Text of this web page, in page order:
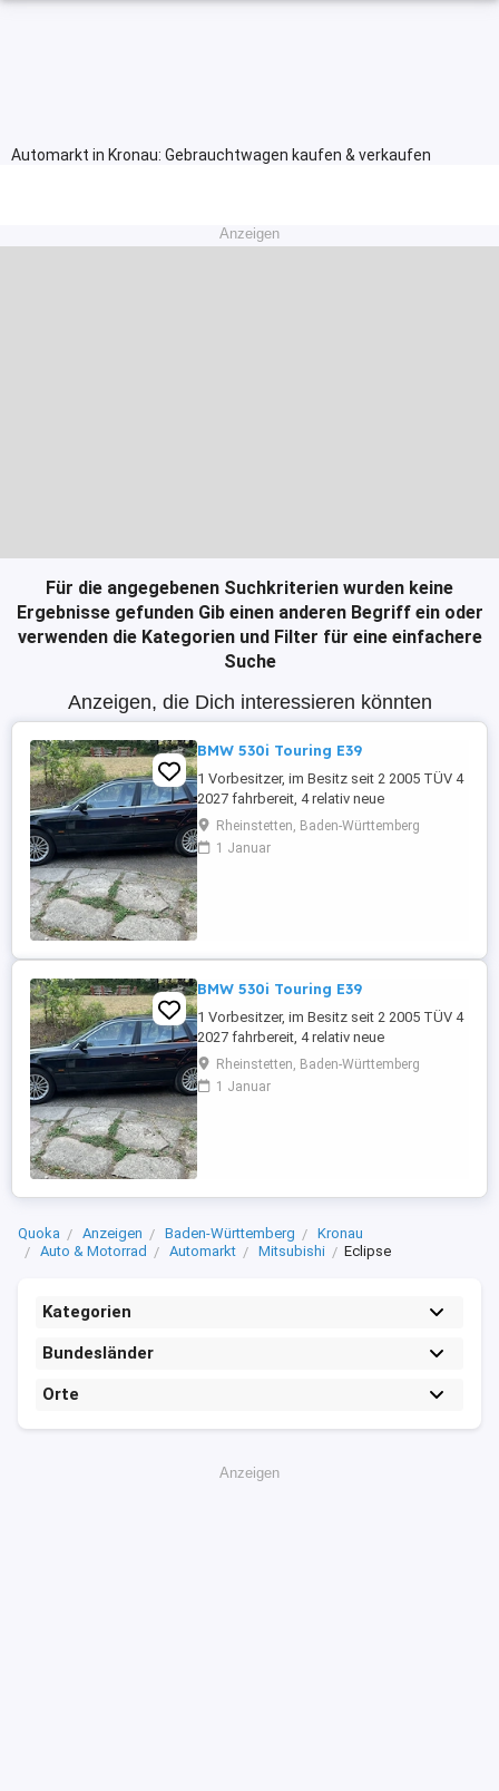
Automarkt in Kronau: Gebrauchtwagen kaufen & verkaufen
Anzeigen
Für die angegebenen Suchkriterien wurden keine
Ergebnisse gefunden Gib einen anderen Begriff ein oder
verwenden die Kategorien und Filter für eine einfachere
Suche
Anzeigen, die Dich interessieren könnten
BMW 530i Touring E39
1 Vorbesitzer, im Besitz seit 2 2005 TÜV 4
2027 fahrbereit, 4 relativ neue
Sommerreifen, 4 relativ neue Winterreifen
mit Alufelgen, regelmäßige Inspektion,
Automatikgetriebe neu 2020 mit ca. 249
Rheinstetten, Baden-Württemberg
1 Januar
BMW 530i Touring E39
1 Vorbesitzer, im Besitz seit 2 2005 TÜV 4
2027 fahrbereit, 4 relativ neue
Sommerreifen, 4 relativ neue Winterreifen
mit Alufelgen, regelmäßige Inspektion,
Automatikgetriebe neu 2020 mit ca. 249
Rheinstetten, Baden-Württemberg
1 Januar
Quoka Anzeigen Baden-Württemberg
Kronau
Auto & Motorrad
Automarkt Mitsubishi Eclipse
Kategorien
Bundesländer
Orte
Anzeigen